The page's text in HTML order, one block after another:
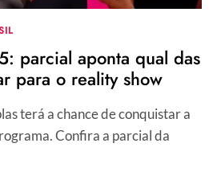
parcial aponta qual das
para o reality show
terá a chance de conquistar a
Confira a parcial da